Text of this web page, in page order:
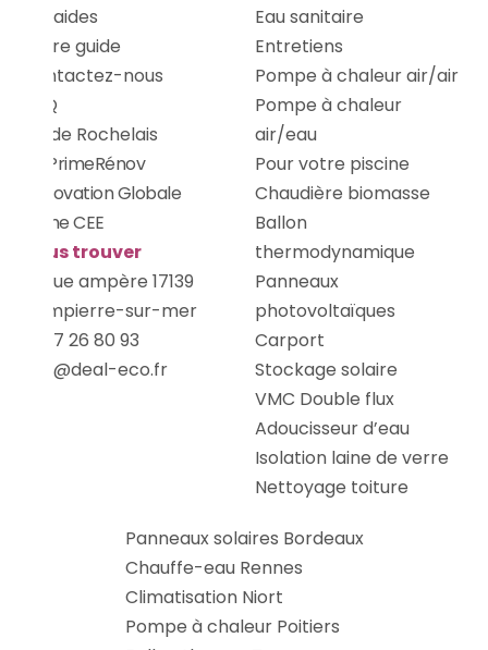
Les aides
Notre guide
Contactez-nous
FAQ
Stade Rochelais
MaPrimeRénov
Rénovation Globale
Prime CEE
Nous trouver
22 rue ampère 17139
Dompierre-sur-mer
05 17 26 80 93
info@deal-eco.fr
Eau sanitaire
Entretiens
Pompe à chaleur air/air
Pompe à chaleur
air/eau
Pour votre piscine
Chaudière biomasse
Ballon
thermodynamique
Panneaux
photovoltaïques
Carport
Stockage solaire
VMC Double flux
Adoucisseur d’eau
Isolation laine de verre
Nettoyage toiture
Panneaux solaires Bordeaux
Chauffe-eau Rennes
Climatisation Niort
Pompe à chaleur Poitiers